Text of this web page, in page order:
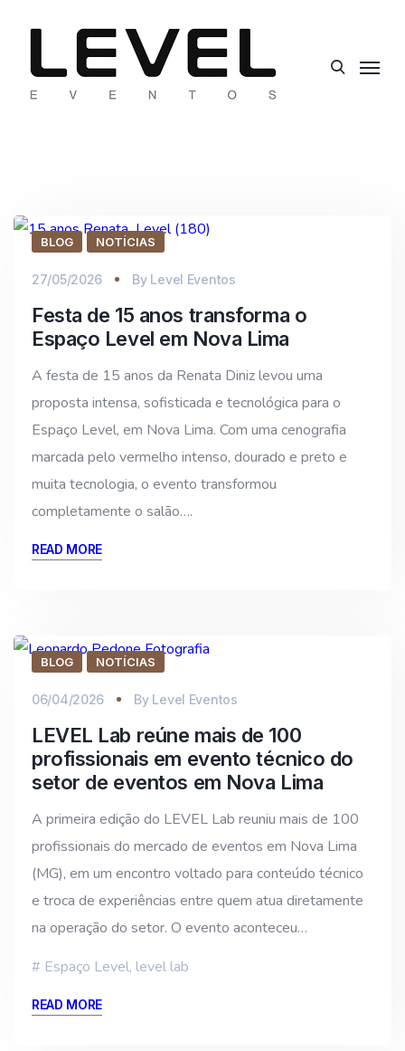
BLOG NOTÍCIAS
27/05/2026 By Level Eventos
Festa de 15 anos transforma o
Espaço Level em Nova Lima
A festa de 15 anos da Renata Diniz levou uma
proposta intensa, sofisticada e tecnológica para o
Espaço Level, em Nova Lima. Com uma cenografia
marcada pelo vermelho intenso, dourado e preto e
muita tecnologia, o evento transformou
completamente o salão….
READ MORE
BLOG NOTÍCIAS
06/04/2026 By Level Eventos
LEVEL Lab reúne mais de 100
profissionais em evento técnico do
setor de eventos em Nova Lima
A primeira edição do LEVEL Lab reuniu mais de 100
profissionais do mercado de eventos em Nova Lima
(MG), em um encontro voltado para conteúdo técnico
e troca de experiências entre quem atua diretamente
na operação do setor. O evento aconteceu…
Espaço Level, level lab
READ MORE